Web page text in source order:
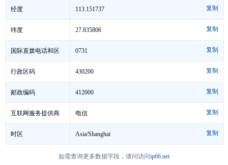
经度 113.151737 复制
纬度 27.835806 复制
国际直拨电话和区
号
0731 复制
行政区码 430200 复制
邮政编码 412000 复制
互联网服务提供商 电信 复制
时区 Asia/Shanghai 复制
如需查询更多数据字段，请问访问ip66.net